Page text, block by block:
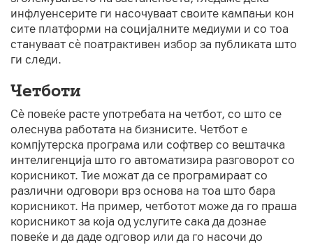
инфлуенсерите ги насочуваат своите кампањи кон
сите платформи на социјалните медиуми и со тоа
стануваат сè поатрактивен избор за публиката што
ги следи.
Четботи
Сè повеќе расте употребата на четбот, со што се
олеснува работата на бизнисите. Четбот е
компјутерска програма или софтвер со вештачка
интелигенција што го автоматизира разговорот со
корисникот. Тие можат да се програмираат со
различни одговори врз основа на тоа што бара
корисникот. На пример, четботот може да го праша
корисникот за која од услугите сака да дознае
повеќе и да даде одговор или да го насочи до